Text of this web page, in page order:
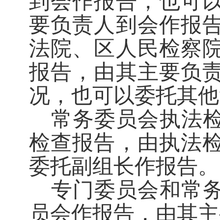
要负责人到会作报
法院、区人民检察
报告，由其主要负
况，也可以委托其
常务委员会执法
检查报告，由执法
委托副组长作报告。
专门委员会和常
员会作报告，由其